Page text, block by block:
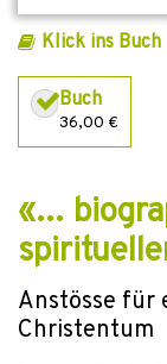
Klick ins Buch
Buch
36,00 €
«…
Anstösse für
Christentum